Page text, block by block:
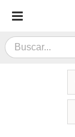
contenido
Search
for: